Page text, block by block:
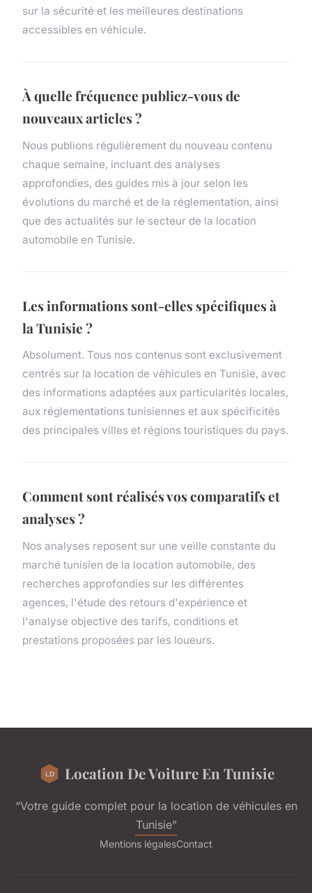
sur la sécurité et les meilleures destinations
accessibles en véhicule.
À quelle fréquence publiez-vous de
nouveaux articles ?
Nous publions régulièrement du nouveau contenu
chaque semaine, incluant des analyses
approfondies, des guides mis à jour selon les
évolutions du marché et de la réglementation, ainsi
que des actualités sur le secteur de la location
automobile en Tunisie.
Les informations sont-elles spécifiques à
la Tunisie ?
Absolument. Tous nos contenus sont exclusivement
centrés sur la location de véhicules en Tunisie, avec
des informations adaptées aux particularités locales,
aux réglementations tunisiennes et aux spécificités
des principales villes et régions touristiques du pays.
Comment sont réalisés vos comparatifs et
analyses ?
Nos analyses reposent sur une veille constante du
marché tunisien de la location automobile, des
recherches approfondies sur les différentes
agences, l'étude des retours d'expérience et
l'analyse objective des tarifs, conditions et
prestations proposées par les loueurs.
Location De Voiture En Tunisie
“Votre guide complet pour la location de véhicules en
Tunisie”
Mentions légalesContact